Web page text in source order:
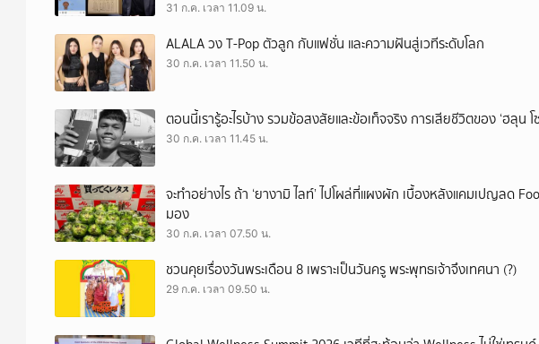
31 ก.ค. เวลา 11.09 น.
ALALA วง T-Pop ตัวลูก กับแฟชั่น และความฝันสู่เวทีระดับโลก
30 ก.ค. เวลา 11.50 น.
ตอนนี้เรารู้อะไรบ้าง รวมข้อสงสัยและข้อเท็จจริง การเสียชีวิตของ ‘ฮลุน โซ
30 ก.ค. เวลา 11.45 น.
จะทำอย่างไร ถ้า ‘ยางามิ ไลท์’ ไปโผล่ที่แผงผัก เบื้องหลังแคมเปญลด
มอง
30 ก.ค. เวลา 07.50 น.
ชวนคุยเรื่องวันพระเดือน 8 เพราะเป็นวันครู พระพุทธเจ้าจึงเทศนา (?)
29 ก.ค. เวลา 09.50 น.